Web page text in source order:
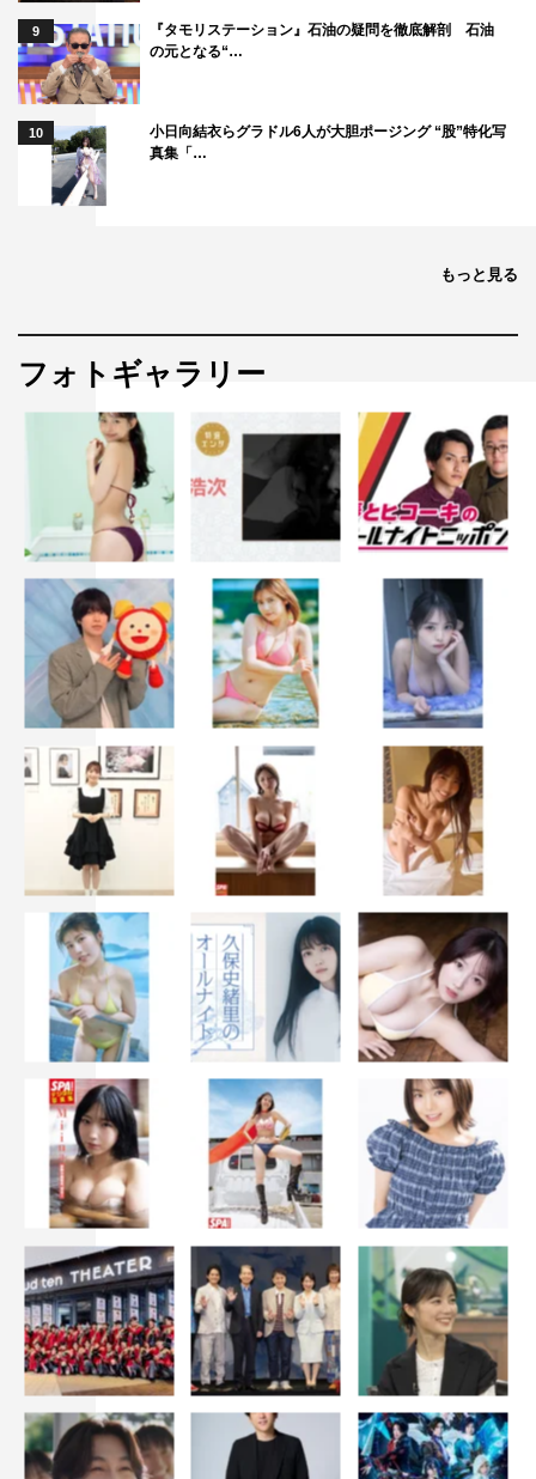
9
『タモリステーション』石油の疑問を徹底解剖 石油
の元となる“…
10
小日向結衣らグラドル6人が大胆ポージング “股”特化写
真集「…
もっと見る
フォトギャラリー